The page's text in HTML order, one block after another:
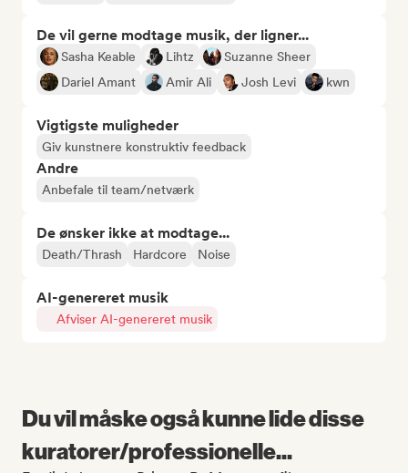
De vil gerne modtage musik, der ligner...
Sasha Keable Lihtz
Suzanne Sheer
Dariel Amant
Amir Ali Josh Levi kwn
Vigtigste muligheder
Giv kunstnere konstruktiv feedback
Andre
Anbefale til team/netværk
De ønsker ikke at modtage...
Death/Thrash Hardcore Noise
AI-genereret musik
Afviser AI-genereret musik
Du vil måske også kunne lide disse
kuratorer/professionelle...